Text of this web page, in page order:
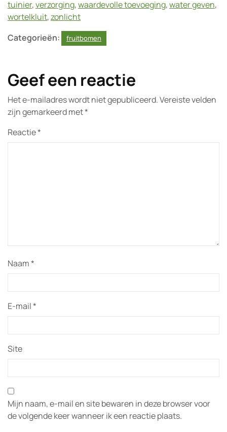
tuinier,verzorging,waardevolle toevoeging,water geven,
wortelkluit,zonlicht
Categorieën:
fruitbomen
Geef een reactie
Het e-mailadres wordt niet gepubliceerd.Vereiste velden
zijn gemarkeerd met*
Reactie*
Naam*
E-mail*
Site
Mijn naam, e-mail en site bewaren in deze browser voor
de volgende keer wanneer ik een reactie plaats.